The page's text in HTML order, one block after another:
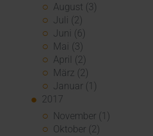
August (3)
Juli (2)
Juni (6)
Mai (3)
April (2)
März (2)
Januar (1)
2017
November (1)
Oktober (2)